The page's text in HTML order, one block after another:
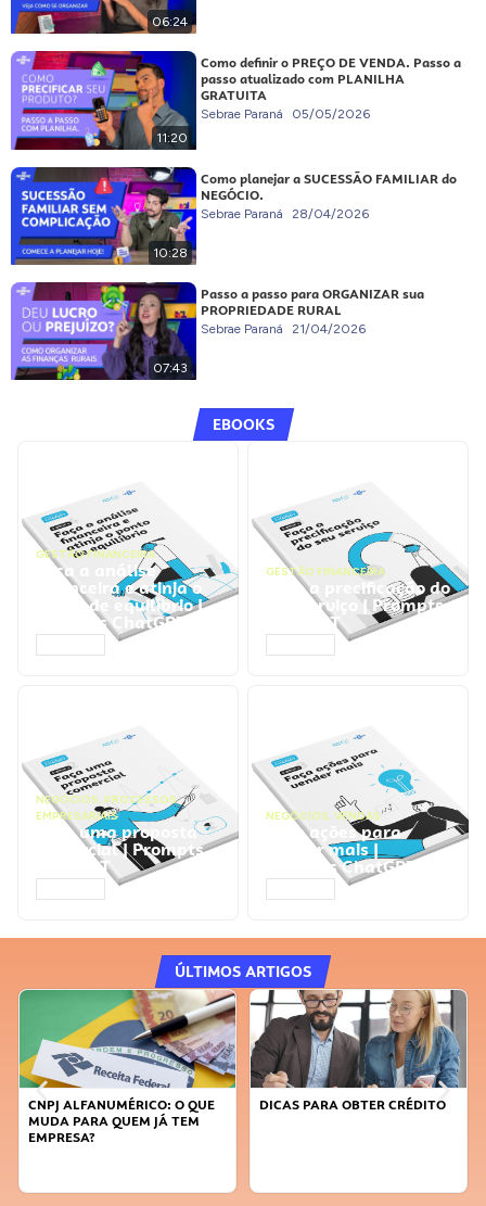
06:24
11:20
Como definir o PREÇO DE VENDA. Passo a
passo atualizado com PLANILHA
GRATUITA
Sebrae Paraná 05/05/2026
10:28
Como planejar a SUCESSÃO FAMILIAR do
NEGÓCIO.
Sebrae Paraná 28/04/2026
07:43
Passo a passo para ORGANIZAR sua
PROPRIEDADE RURAL
Sebrae Paraná 21/04/2026
EBOOKS
GESTÃO FINANCEIRA
Faça a análise
financeira e atinja o
ponto de equilíbrio |
Prompts ChatGPT
GESTÃO FINANCEIRA
Faça a precificação do
seu serviço | Prompts
ChatGPT
NEGÓCIOS, PROCESSOS
EMPRESARIAIS
Faça uma proposta
comercial | Prompts
ChatGPT
NEGÓCIOS, VENDAS
Faça ações para
vender mais |
Prompts ChatGPT
ÚLTIMOS ARTIGOS
DICAS PARA OBTER CRÉDITO
FAÇA A DIFERENÇA: SEJA